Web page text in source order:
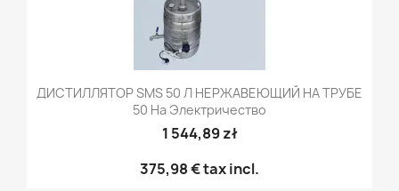
ДИСТИЛЛЯТОР SMS 50 Л НЕРЖАВЕЮЩИЙ НА ТРУБЕ
50 На Электричество
1 544,89 zł
375,98 €tax incl.